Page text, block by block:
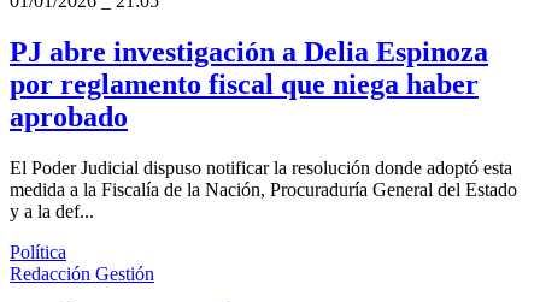
PJ abre investigación a Delia Espinoza
por reglamento fiscal que niega haber
aprobado
El Poder Judicial dispuso notificar la resolución donde adoptó esta
medida a la Fiscalía de la Nación, Procuraduría General del Estado
y a la def...
Política
Redacción Gestión